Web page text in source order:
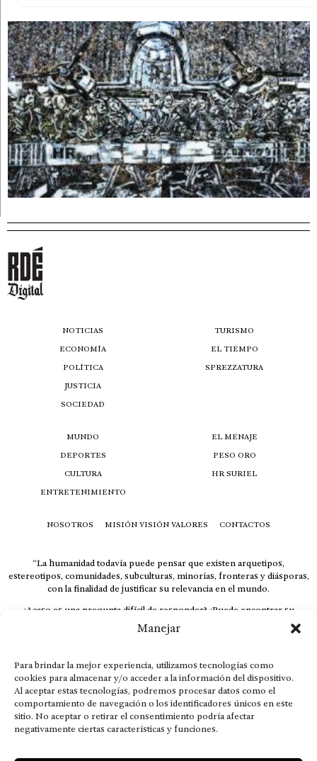
Manejar
Para brindar la mejor experiencia, utilizamos tecnologías como
cookies para almacenar y/o acceder a la información del dispositivo.
Al aceptar estas tecnologías, podremos procesar datos como el
comportamiento de navegación o los identificadores únicos en este
sitio. No aceptar o retirar el consentimiento podría afectar
negativamente ciertas características y funciones.
NOTICIAS
ECONOMÍA
POLÍTICA
JUSTICIA
SOCIEDAD
TURISMO
EL TIEMPO
SPREZZATURA
MUNDO
DEPORTES
CULTURA
ENTRETENIMIENTO
EL MENAJE
PESO ORO
HR SURIEL
NOSOTROS MISIÓN VISIÓN VALORES CONTACTOS
“La humanidad todavía puede pensar que existen arquetipos,
estereotipos, comunidades, subculturas, minorías, fronteras y diásporas,
con la finalidad de justificar su relevancia en el mundo.
¿Acaso es una pregunta difícil de responder? ¿Puede encontrar su
respuesta al instante, otorgando al receptor cuestionado espacio y
velocidad suficiente para responder correctamente? De no ser así, el que
El concepto de familia no está limitado exclusivamente a la sangre; seres
que surgen en nuestro diario vivir suelen pesar más que los
emparentados. Más bien, el apego de estas dos versiones de seres
queridos mueve ideales provenientes de sus vivencias.
This is for nuestra gente.” – HRSuriel